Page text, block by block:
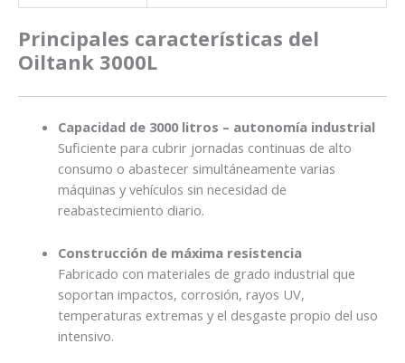
Principales características del
Oiltank 3000L
Capacidad de 3000 litros – autonomía industrial
Suficiente para cubrir jornadas continuas de alto
consumo o abastecer simultáneamente varias
máquinas y vehículos sin necesidad de
reabastecimiento diario.
Construcción de máxima resistencia
Fabricado con materiales de grado industrial que
soportan impactos, corrosión, rayos UV,
temperaturas extremas y el desgaste propio del uso
intensivo.